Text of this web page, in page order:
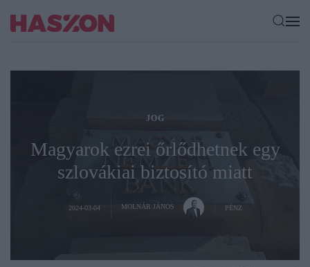
JOG
Magyarok ezrei őrlődhetnek egy
szlovákiai biztosító miatt
2024-03-04 MOLNÁR JÁNOS PÉNZ